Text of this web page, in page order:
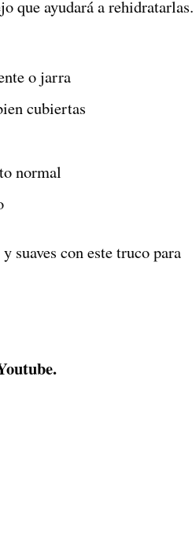
que ayudará a rehidratarlas.
o jarra
cubiertas
normal
suaves con este truco para